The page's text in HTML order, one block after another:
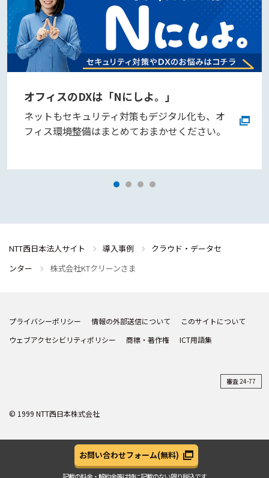
オフィスのDXは「Nにしよ。」
ネットもセキュリティ対策もデジタル化も、オ
フィス環境整備はまとめておまかせください。
NTT西日本法人サイト 導入事例
クラウド・データセ
ンター
株式会社KTクリーンさま
プライバシーポリシー 情報の外部送信について
このサイトについて
ウェブアクセシビリティポリシー
商標・著作権 ICT用語集
審査 24-77
© 1999 NTT西日本株式会社
お問い合わせフォーム(無料)